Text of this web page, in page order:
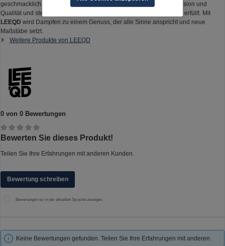
geschmacklich als auch qualitativ überzeugt.
LEEQD
steht für Präzision und
Qualität und stellt sicher, dass jedes Liquid die höchsten Standards erfüllt. Mit
LEEQD wird Dampfen zu einem Genuss, der alle Sinne anspricht und neue
Maßstäbe setzt.
Weitere Produkte von LEEQD
0 von 0 Bewertungen
Durchschnittliche Bewertung von 0 von 5 Sternen
Bewerten Sie dieses Produkt!
Teilen Sie Ihre Erfahrungen mit anderen Kunden.
Bewertung schreiben
Bewertungen nur in der aktuellen Sprache anzeigen.
Keine Bewertungen gefunden. Teilen Sie Ihre Erfahrungen mit anderen.